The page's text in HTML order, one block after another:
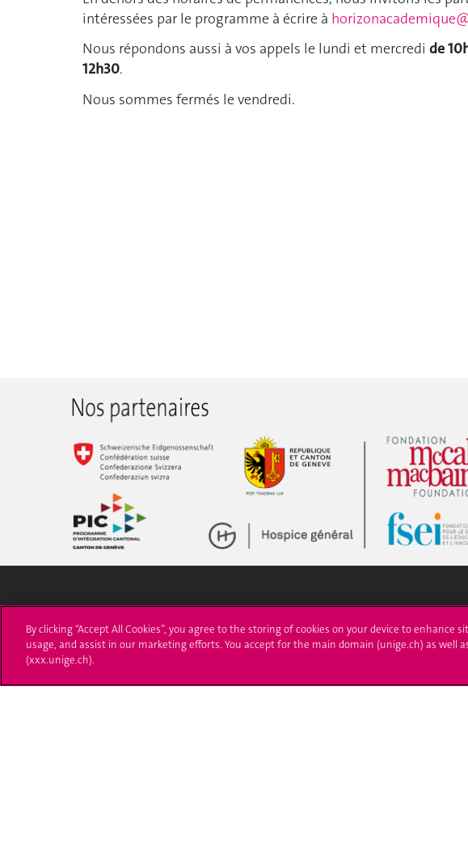
intéressées par le programme à écrire à
Nous répondons aussi à vos appels le lundi et mercredi de
12h30.
Nous sommes fermés le vendredi.
24 rue du Général-Dufour
T. +41 (0)22 379 71 11
Immatriculations
Démarches administratives
By clicking “Accept All Cookies”, you agree to the storing of cookies on your device to enhance
usage, and assist in our marketing efforts. You accept for the main domain (unige.ch) as well
(xxx.unige.ch).